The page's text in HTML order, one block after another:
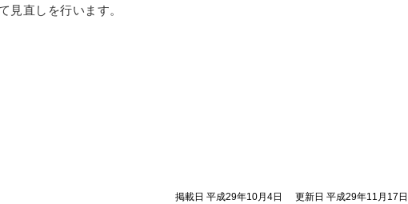
見直しを行います。
掲載日 平成29年10月4日 更新日 平成29年11月17日